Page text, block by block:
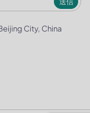
City, China